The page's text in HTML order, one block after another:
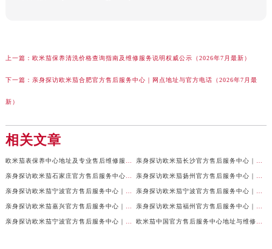
上一篇： 欧米茄保养清洗价格查询指南及维修服务说明权威公示（2026年7月最新）
下一篇： 亲身探访欧米茄合肥官方售后服务中心｜网点地址与官方电话（2026年7月最
新）
相关文章